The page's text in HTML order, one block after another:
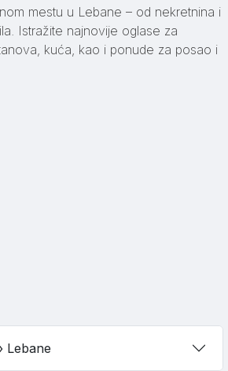
mestu u Lebane – od nekretnina i
Istražite najnovije oglase za
kuća, kao i ponude za posao i
› Lebane